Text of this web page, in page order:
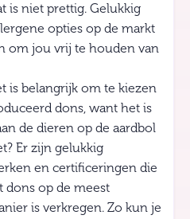
is niet prettig. Gelukkig
opties op de markt
om jou vrij te houden van
is belangrijk om te kiezen
dons, want het is
de dieren op de aardbol
Er zijn gelukkig
en certificeringen die
dons op de meest
is verkregen. Zo kun je